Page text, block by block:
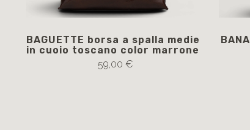
BAGUETTE borsa a spalla medie
in cuoio toscano color marrone
59,00 €